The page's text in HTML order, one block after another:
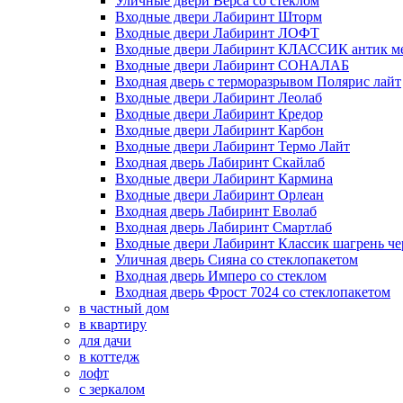
Входные двери Лабиринт Шторм
Входные двери Лабиринт ЛОФТ
Входные двери Лабиринт КЛАССИК антик
Входные двери Лабиринт СОНАЛАБ
Входная дверь с терморазрывом Полярис лайт
Входные двери Лабиринт Леолаб
Входные двери Лабиринт Кредор
Входные двери Лабиринт Карбон
Входные двери Лабиринт Термо Лайт
Входная дверь Лабиринт Скайлаб
Входные двери Лабиринт Кармина
Входные двери Лабиринт Орлеан
Входная дверь Лабиринт Еволаб
Входная дверь Лабиринт Смартлаб
Входные двери Лабиринт Классик шагрень
Уличная дверь Сияна со стеклопакетом
Входная дверь Имперо со стеклом
Входная дверь Фрост 7024 со стеклопакетом
в частный дом
в квартиру
для дачи
в коттедж
лофт
с зеркалом